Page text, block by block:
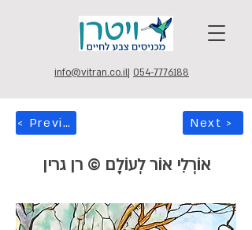
info@vitran.co.il| 054-7776188
< Previous Next >
אוֹרְלִי אוֹר לְעוֹלָם © רן גרין